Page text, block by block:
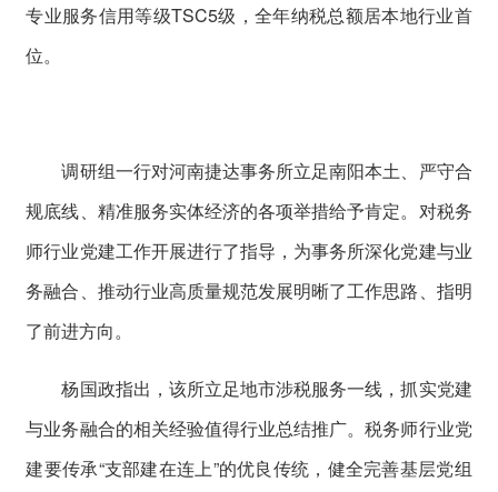
专业服务信用等级TSC5级，全年纳税总额居本地行业首
位。
调研组一行对河南捷达事务所立足南阳本土、严守合
规底线、精准服务实体经济的各项举措给予肯定。对税务
师行业党建工作开展进行了指导，为事务所深化党建与业
务融合、推动行业高质量规范发展明晰了工作思路、指明
了前进方向。
杨国政指出，该所立足地市涉税服务一线，抓实党建
与业务融合的相关经验值得行业总结推广。税务师行业党
建要传承“支部建在连上”的优良传统，健全完善基层党组